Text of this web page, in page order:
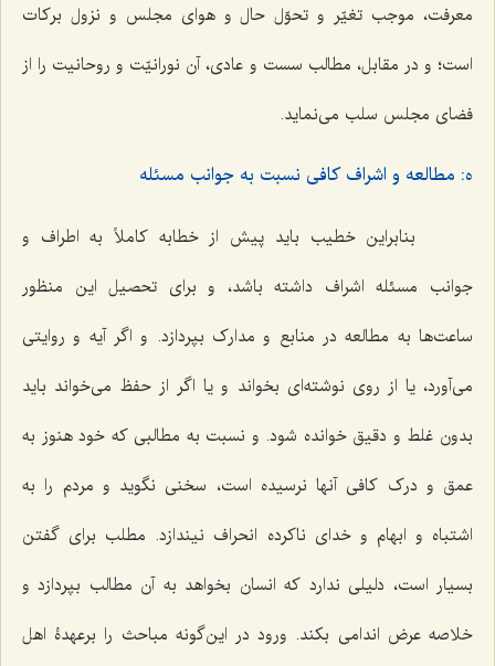
معرفت، موجب تغیّر و تحوّل حال و هوای مجلس و نزول برکات
است؛ و در مقابل، مطالب سست و عادی، آن نورانیّت و روحانیت را از
فضای مجلس سلب می‌نماید.
ه: مطالعه و اشراف کافی نسبت به جوانب مسئله
بنابراین خطیب باید پیش از خطابه کاملاً به اطراف و
جوانب مسئله اشراف داشته باشد، و برای تحصیل این منظور
ساعت‌ها به مطالعه در منابع و مدارک بپردازد. و اگر آیه و روایتی
می‌آورد، یا از روی نوشته‌ای بخواند و یا اگر از حفظ می‌خواند باید
بدون غلط و دقیق خوانده شود. و نسبت به مطالبی که خود هنوز به
عمق و درک کافی آنها نرسیده است، سخنی نگوید و مردم را به
اشتباه و ابهام و خدای ناکرده انحراف نیندازد. مطلب برای گفتن
بسیار است، دلیلی ندارد که انسان بخواهد به آن مطالب بپردازد و
خلاصه عرض اندامی بکند. ورود در این‌گونه مباحث را برعهدۀ اهل